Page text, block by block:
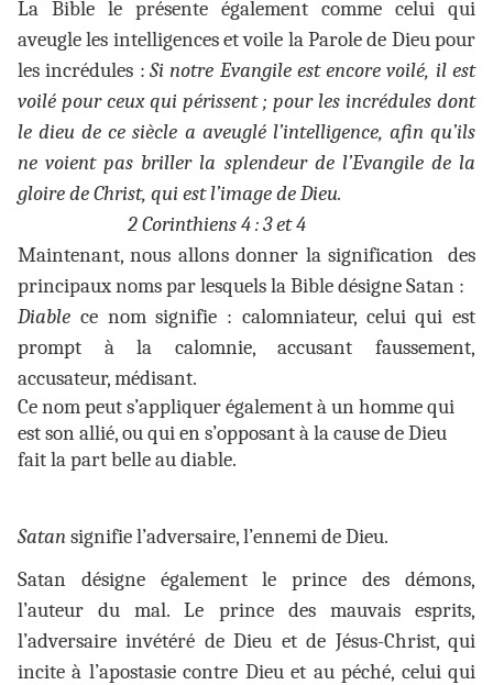
La Bible le présente également comme celui qui
aveugle les intelligences et voile la Parole de Dieu pour
les incrédules : Si notre Evangile est encore voilé, il est
voilé pour ceux qui périssent ; pour les incrédules dont
le dieu de ce siècle a aveuglé l’intelligence, afin qu’ils
ne voient pas briller la splendeur de l’Evangile de la
gloire de Christ, qui est l’image de Dieu.
2 Corinthiens 4 : 3 et 4
Maintenant, nous allons donner la signification des
principaux noms par lesquels la Bible désigne Satan :
Diable ce nom signifie : calomniateur, celui qui est
prompt à la calomnie, accusant faussement,
accusateur, médisant.
Ce nom peut s’appliquer également à un homme qui
est son allié, ou qui en s’opposant à la cause de Dieu
fait la part belle au diable.
Satansignifie l’adversaire, l’ennemi de Dieu.
Satan désigne également le prince des démons,
l’auteur du mal. Le prince des mauvais esprits,
l’adversaire invétéré de Dieu et de Jésus-Christ, qui
incite à l’apostasie contre Dieu et au péché, celui qui